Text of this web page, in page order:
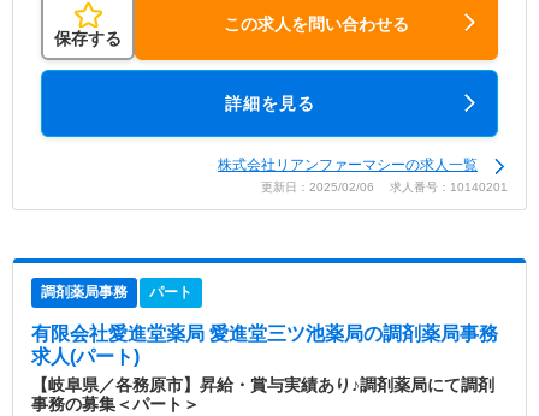
保存する
この求人を問い合わせる
詳細を見る
株式会社リアンファーマシーの求人一覧
更新日：2025/02/06 求人番号：10140201
調剤薬局事務 パート
有限会社愛進堂薬局 愛進堂三ツ池薬局の調剤薬局事務
求人(パート)
【岐阜県／各務原市】昇給・賞与実績あり♪調剤薬局にて調剤
事務の募集＜パート＞